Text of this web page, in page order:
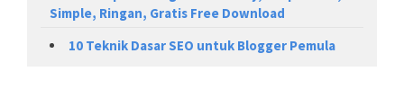
Simple, Ringan, Gratis Free Download
10 Teknik Dasar SEO untuk Blogger Pemula